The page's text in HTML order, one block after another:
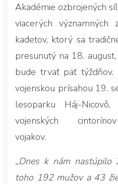
Akadémie ozbrojených
viacerých významných
kadetov, ktorý sa
presunutý na 18.
bude trvať päť týždňov.
vojenskou prísahou 19.
lesoparku Háj-
vojenských
vojakov.
„Dnes k nám nastúpilo
toho 192 mužov a 43